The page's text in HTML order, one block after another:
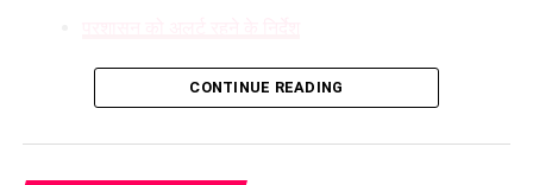
9 और 10 अगस्त को देहरादून, नैनीताल, पिथौरागढ़, रुद्रप्रयाग, चमोली,
बागेश्वर, उत्तरकाशी और चंपावत में कई जगहों पर भारी बारिश होने की
उत्तराखंड में बिगड़ा रहेगा मौसम, 3 जिलों के लिए
CONTINUE READING